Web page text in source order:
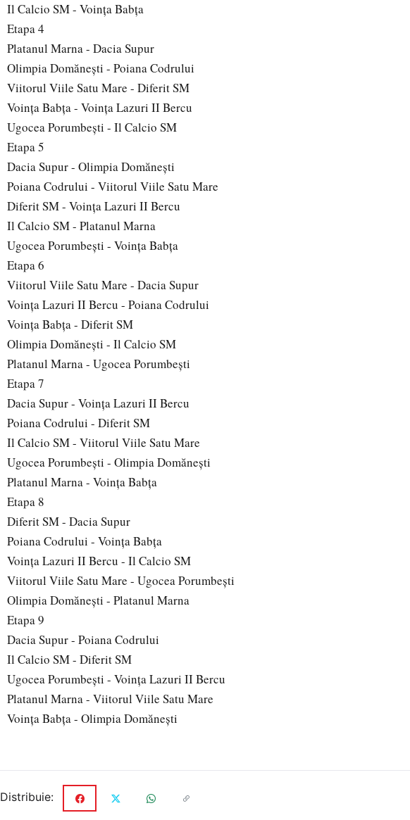
Il Calcio SM - Voinţa Babţa
Etapa 4
Platanul Marna - Dacia Supur
Olimpia Domăneşti - Poiana Codrului
Viitorul Viile Satu Mare - Diferit SM
Voinţa Babţa - Voinţa Lazuri II Bercu
Ugocea Porumbeşti - Il Calcio SM
Etapa 5
Dacia Supur - Olimpia Domăneşti
Poiana Codrului - Viitorul Viile Satu Mare
Diferit SM - Voinţa Lazuri II Bercu
Il Calcio SM - Platanul Marna
Ugocea Porumbeşti - Voinţa Babţa
Etapa 6
Viitorul Viile Satu Mare - Dacia Supur
Voinţa Lazuri II Bercu - Poiana Codrului
Voinţa Babţa - Diferit SM
Olimpia Domăneşti - Il Calcio SM
Platanul Marna - Ugocea Porumbeşti
Etapa 7
Dacia Supur - Voinţa Lazuri II Bercu
Poiana Codrului - Diferit SM
Il Calcio SM - Viitorul Viile Satu Mare
Ugocea Porumbeşti - Olimpia Domăneşti
Platanul Marna - Voinţa Babţa
Etapa 8
Diferit SM - Dacia Supur
Poiana Codrului - Voinţa Babţa
Voinţa Lazuri II Bercu - Il Calcio SM
Viitorul Viile Satu Mare - Ugocea Porumbeşti
Olimpia Domăneşti - Platanul Marna
Etapa 9
Dacia Supur - Poiana Codrului
Il Calcio SM - Diferit SM
Ugocea Porumbeşti - Voinţa Lazuri II Bercu
Platanul Marna - Viitorul Viile Satu Mare
Voinţa Babţa - Olimpia Domăneşti
Distribuie: